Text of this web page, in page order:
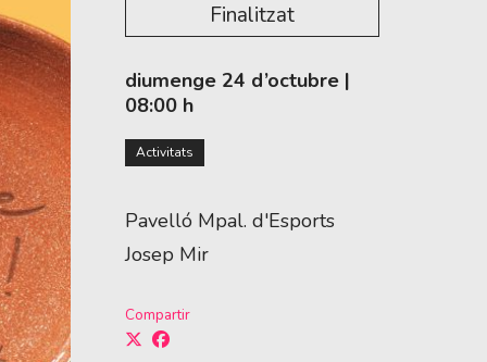
Finalitzat
diumenge 24 d’octubre |
08:00 h
Activitats
Pavelló Mpal. d'Esports
Josep Mir
Compartir